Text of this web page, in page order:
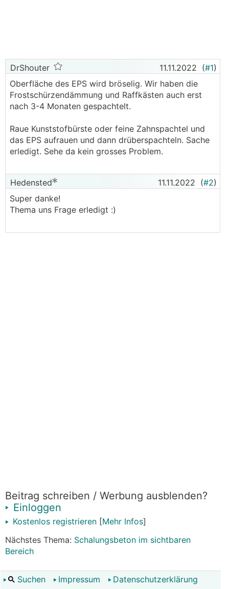
DrShouter 11.11.2022 (#1)
Oberfläche des EPS wird bröselig. Wir haben die
Frostschürzendämmung und Raffkästen auch erst
nach 3-4 Monaten gespachtelt.
Raue Kunststofbürste oder feine Zahnspachtel und
das EPS aufrauen und dann drüberspachteln. Sache
erledigt. Sehe da kein grosses Problem.
Hedensted 11.11.2022 (#2)
Super danke!
Thema uns Frage erledigt :)
Beitrag schreiben / Werbung ausblenden?
Einloggen
Kostenlos registrieren [Mehr Infos]
Nächstes Thema: Schalungsbeton im sichtbaren
Bereich
Suchen Impressum Datenschutzerklärung